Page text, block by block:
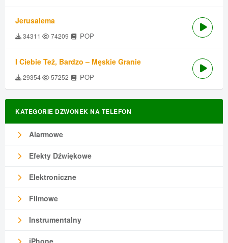
Jerusalema
34311 74209 POP
I Ciebie Też, Bardzo – Męskie Granie
29354 57252 POP
KATEGORIE DZWONEK NA TELEFON
Alarmowe
Efekty Dźwiękowe
Elektroniczne
Filmowe
Instrumentalny
iPhone